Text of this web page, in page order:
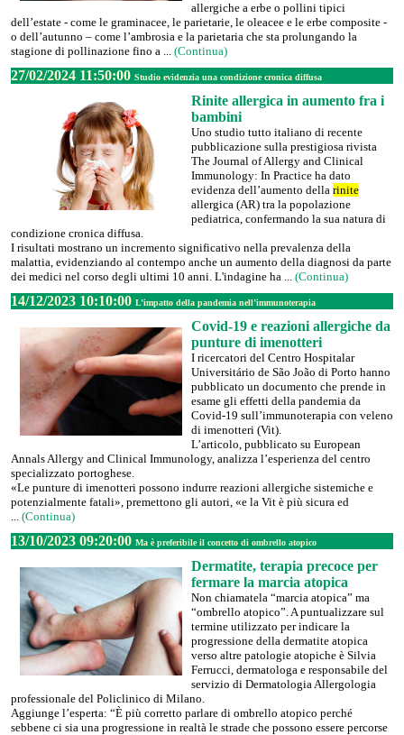
allergiche a erbe o pollini tipici
dell’estate - come le graminacee, le parietarie, le oleacee e le erbe composite -
o dell’autunno – come l’ambrosia e la parietaria che sta prolungando la
stagione di pollinazione fino a ... (Continua)
27/02/2024 11:50:00 Studio evidenzia una condizione cronica diffusa
Rinite allergica in aumento fra i
bambini
Uno studio tutto italiano di recente
pubblicazione sulla prestigiosa rivista
The Journal of Allergy and Clinical
Immunology: In Practice ha dato
evidenza dell’aumento della rinite
allergica (AR) tra la popolazione
pediatrica, confermando la sua natura di
condizione cronica diffusa.
I risultati mostrano un incremento significativo nella prevalenza della
malattia, evidenziando al contempo anche un aumento della diagnosi da parte
dei medici nel corso degli ultimi 10 anni. L'indagine ha ... (Continua)
14/12/2023 10:10:00 L’impatto della pandemia nell’immunoterapia
Covid-19 e reazioni allergiche da
punture di imenotteri
I ricercatori del Centro Hospitalar
Universitário de São João di Porto hanno
pubblicato un documento che prende in
esame gli effetti della pandemia da
Covid-19 sull’immunoterapia con veleno
di imenotteri (Vit).
L’articolo, pubblicato su European
Annals Allergy and Clinical Immunology, analizza l’esperienza del centro
specializzato portoghese.
«Le punture di imenotteri possono indurre reazioni allergiche sistemiche e
potenzialmente fatali», premettono gli autori, «e la Vit è più sicura ed
... (Continua)
13/10/2023 09:20:00 Ma è preferibile il concetto di ombrello atopico
Dermatite, terapia precoce per
fermare la marcia atopica
Non chiamatela “marcia atopica” ma
“ombrello atopico”. A puntualizzare sul
termine utilizzato per indicare la
progressione della dermatite atopica
verso altre patologie atopiche è Silvia
Ferrucci, dermatologa e responsabile del
servizio di Dermatologia Allergologia
professionale del Policlinico di Milano.
Aggiunge l’esperta: “È più corretto parlare di ombrello atopico perché
sebbene ci sia una progressione in realtà le strade che possono essere percorse